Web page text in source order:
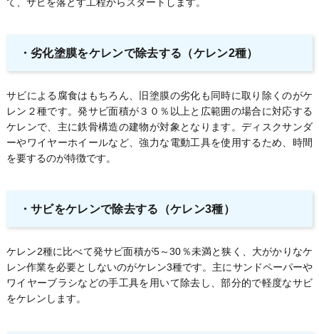
・劣化塗膜をケレンで除去する（ケレン2種）
サビによる腐食はもちろん、旧塗膜の劣化も同時に取り除くのがケ
レン２種です。発サビ面積が３０％以上と広範囲の場合に対応する
ケレンで、主に鉄骨構造の建物が対象となります。ディスクサンダ
ーやワイヤーホイールなど、強力な電動工具を使用するため、時間
を要するのが特徴です。
・サビをケレンで除去する（ケレン3種）
ケレン2種に比べて発サビ面積が5～30％未満と狭く、大がかりなケ
レン作業を必要としないのがケレン3種です。主にサンドペーパーや
ワイヤーブラシなどの手工具を用いて除去し、部分的で軽度なサビ
をケレンします。